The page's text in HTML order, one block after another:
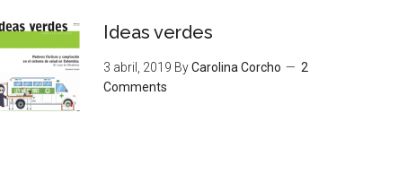
Ideas verdes
3 abril, 2019 ByCarolina Corcho
2
Comments